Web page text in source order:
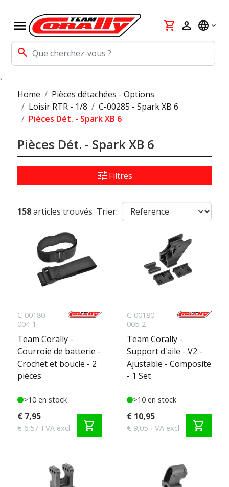
menu
search
shopping_cart person language
`
Home
Pièces détachées - Options
Loisir RTR - 1/8
C-00285 - Spark XB 6
Pièces Dét. - Spark XB 6
Pièces Dét. - Spark XB 6
tuneFiltres
158articles trouvés Trier:
C-00180-
004-1
Team Corally -
Courroie de batterie -
Crochet et boucle - 2
pièces
>10 en stock
€ 7,95
€ 6,57 TVA excl. shopping_cart
C-00180-
005-2
Team Corally -
Support d'aile - V2 -
Ajustable - Composite
- 1 Set
>10 en stock
€ 10,95
€ 9,05 TVA excl. shopping_cart